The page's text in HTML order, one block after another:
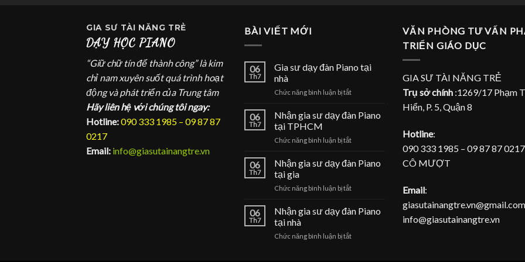
GIA SƯ TÀI NĂNG TRẺ
DẠY HỌC PIANO
“Giữ chữ tín để thành công” là kim
chỉ nam xuyên suốt quá trình hoạt
động và phát triển của Trung tâm
Hãy liên hệ với chúng tôi ngay:
Hotline:090 333 1985 – 09 87 87
0217
Email: info@giasutainangtre.vn
BÀI VIẾT MỚI
06
Th7
Gia sư dạy đàn Piano tại
nhà
Chức năng bình luận bị tắtở
dạy
Piano
nhà
06
Th7
Nhận gia sư dạy đàn Piano
tại TPHCM
Chức năng bình luận bị tắtở
gia
sư
đàn
tại
06
Th7
Nhận gia sư dạy đàn Piano
tại gia
Chức năng bình luận bị tắtở
gia
sư
đàn
06
Th7
Nhận gia sư dạy đàn Piano
tại nhà
Chức năng bình luận bị tắtở
VĂN PHÒNG TƯ VẤN
TRIỂN GIÁO DỤC
GIA SƯ TÀI NĂNG TRẺ
Trụ sở chính :1269/17 Phạm
Hiển, P. 5, Quận 8
Hotline:
090 333 1985 – 09 87 87 0217
CÔ MƯỢT
Email:
giasutainangtre.vn@gmail.com,
info@giasutainangtre.vn